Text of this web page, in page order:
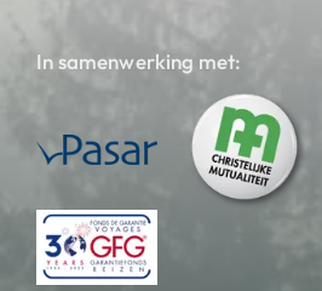
In samenwerking met: